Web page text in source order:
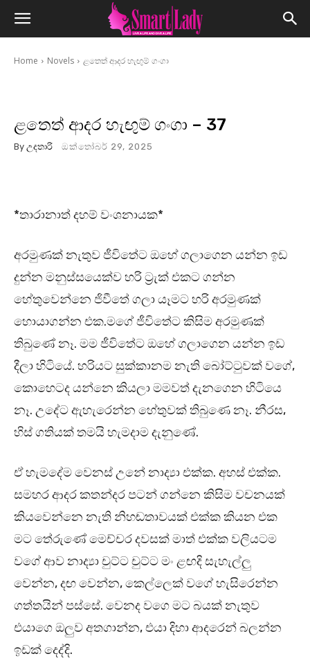
Home Novels ළතෙත් ආදර හැඟුම් ගංගා
ළතෙත් ආදර හැඟුම් ගංගා – 37
By උදතාරි ඔක්තෝබර් 29, 2025
*තාරානාත් දහම් වංශනායක*
අරමුණක් නැතුව ජීවිතේට ඔහේ ගලාගෙන යන්න ඉඩ
දුන්න මනුස්සයෙක්ව හරි ට්‍රැක් එකට ගන්න
හේතුවෙන්නෙ ජිවීතේ ගලා යෑමට හරි අරමුණක්
හොයාගන්න එක.මගේ ජීවිතේට කිසිම අරමුණක්
තිබුණේ නෑ. මම ජීවිතේට ඔහේ ගලාගෙන යන්න ඉඩ
දීලා හිටියේ. හරියට සුක්කානම නැති බෝට්ටුවක් වගේ,
කොහෙටද යන්නෙ කියලා මමවත් දැනගෙන හිටියෙ
නෑ. උදේට ඇහැරෙන්න හේතුවක් තිබුණෙ නෑ. නීරස,
හිස් ගතියක් තමයි හැමදාම දැනුණේ.
ඒ හැමදේම වෙනස් උනේ නාද්‍යා එක්ක. අහස් එක්ක.
සමහර ආදර කතන්දර පටන් ගන්නෙ කිසිම වචනයක්
කියවෙන්නෙ නැති නිහඬතාවයක් එක්ක කියන එක
මට තේරුණේ මෙච්චර දවසක් මාත් එක්ක වලියටම
වගේ ආව නාද්‍යා චුට්ට චුට්ට මං ළඟදි සැහැල්ලු
වෙන්න, දඟ වෙන්න, කෙල්ලෙක් වගේ හැසිරෙන්න
ගත්තයින් පස්සේ. වෙනද වගෙ මට බයක් නැතුව
එයාගෙ ඔලුව අතගාන්න, එයා දිහා ආදරෙන් බලන්න
ඉඩක් දෙද්දි.